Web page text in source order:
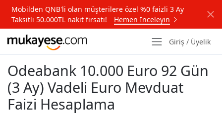
Mobilden QNB'li olan müşterilere özel %0 faizli 3 Ay
Taksitli 50.000TL nakit fırsatı!
Hemen İnceleyin
Giriş / Üyelik
Odeabank 10.000 Euro 92 Gün
(3 Ay) Vadeli Euro Mevduat
Faizi Hesaplama